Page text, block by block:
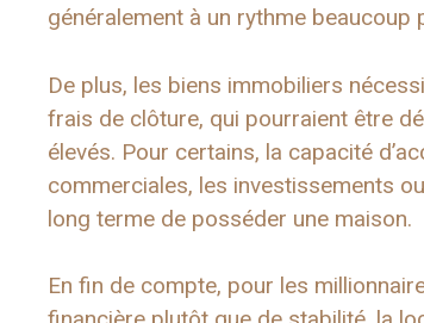
généralement à un rythme beaucoup
De plus, les biens immobiliers
frais de clôture, qui pourraient être
élevés. Pour certains, la capacité
commerciales, les investissements
long terme de posséder une maison.
En fin de compte, pour les